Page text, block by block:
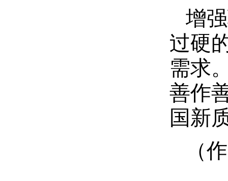
增
过硬
需求
善作
国新
（